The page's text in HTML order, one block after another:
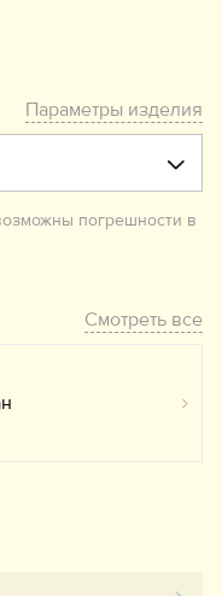
Параметры изделия
погрешности в
Смотреть все